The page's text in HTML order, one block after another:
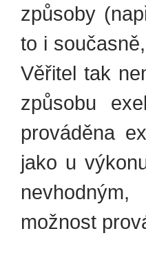
způsoby
to i
Věřitel tak
způsobu
prováděna
jako u
možnost